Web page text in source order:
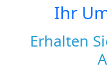
Ihr
Erhalten